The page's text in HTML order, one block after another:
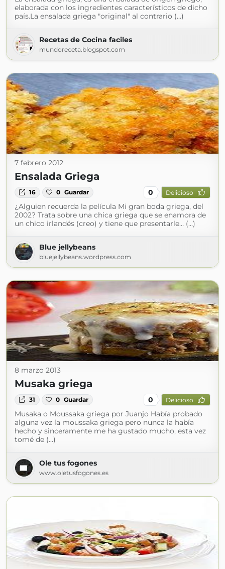
elaborada con los ingredientes característicos de dicho
país.La ensalada griega "original" al contrario (...)
Recetas de Cocina faciles
mundoreceta.blogspot.com
7 febrero 2012
Ensalada Griega
16 0 Guardar 0 Delicioso
¿Alguien recuerda la película Mi gran boda griega, del
2002? Trata sobre una chica griega que se enamora de
un chico irlandés (creo) y tiene que presentarle… (...)
Blue jellybeans
bluejellybeans.wordpress.com
8 marzo 2013
Musaka griega
31 0 Guardar 0 Delicioso
Musaka o Moussaka griega por Juanjo Había probado
alguna vez la moussaka griega pero nunca la había
hecho y sinceramente me ha gustado mucho, esta vez
tomé de (...)
Ole tus fogones
www.oletusfogones.es